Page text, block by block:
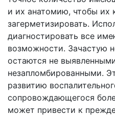
и их анатомию, чтобы их
загерметизировать.
диагностировать все
возможности. Зачастую
остаются не
незапломбированными.
развитию
сопровождающегося
может привести к